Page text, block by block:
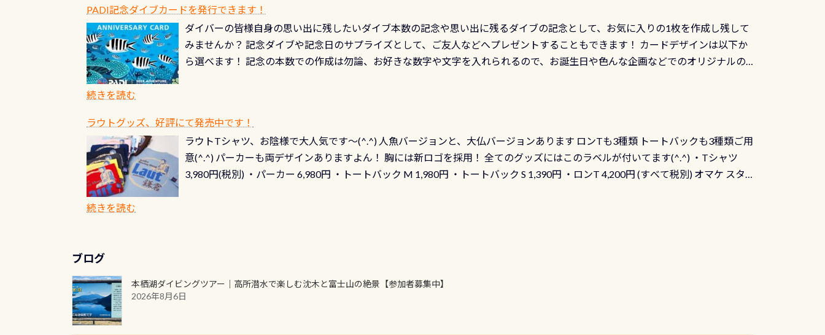
PADI記念ダイブカードを発行できます！
ダイバーの皆様自身の思い出に残したいダイブ本数の記念や思い出に残るダイブの記念として、お気に入りの1枚を作成し残して
みませんか？ 記念ダイブや記念日のサプライズとして、ご友人などへプレゼントすることもできます！ カードデザインは以下か
ら選べます！ 記念の本数での作成は勿論、お好きな数字や文字を入れられるので、お誕生日や色んな企画などでのオリジナルの
続きを読む
ラウトグッズ、好評にて発売中です！
ラウトTシャツ、お陰様で大人気です～(^.^) 人魚バージョンと、大仏バージョンあります ロンTも3種類 トートバックも3種類ご用
意(^.^) パーカーも両デザインありますよん！ 胸には新ロゴを採用！ 全てのグッズにはこのラベルが付いてます(^.^) ・Tシャツ
3,980円(税別) ・パーカー 6,980円 ・トートバック M 1,980円 ・トートバック S 1,390円 ・ロンT 4,200円 (すべて税別) オマケ スタ
続きを読む
ブログ
本栖湖ダイビングツアー｜高所潜水で楽しむ沈木と富士山の絶景【参加者募集中】
2026年8月6日